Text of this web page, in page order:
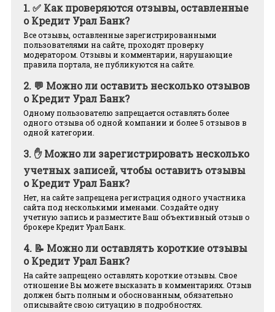
1.✅ Как проверяются отзывы, оставленные
о Кредит Урал Банк?
Все отзывы, оставленные зарегистрированными
пользователями на сайте, проходят проверку
модератором. Отзывы и комментарии, нарушающие
правила портала, не публикуются на сайте.
2. 💬 Можно ли оставить несколько отзывов
о Кредит Урал Банк?
Одному пользователю запрещается оставлять более
одного отзыва об одной компании и более 5 отзывов в
одной категории.
3. ✋ Можно ли зарегистрировать несколько
учетных записей, чтобы оставить отзывы
о Кредит Урал Банк?
Нет, на сайте запрещена регистрация одного участника
сайта под несколькими именами. Создайте одну
учетную запись и разместите Ваш объективный отзыв о
брокере Кредит Урал Банк.
4. 📝 Можно ли оставлять короткие отзывы
о Кредит Урал Банк?
На сайте запрещено оставлять короткие отзывы. Свое
отношение Вы можете высказать в комментариях. Отзыв
должен быть полным и обоснованным, обязательно
описывайте свою ситуацию в подробностях.